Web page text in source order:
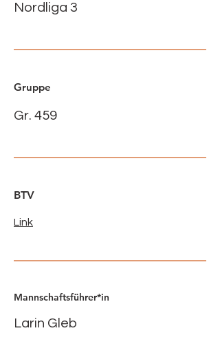
Nordliga 3
Gruppe
Gr. 459
BTV
Link
Mannschaftsführer*in
Larin Gleb